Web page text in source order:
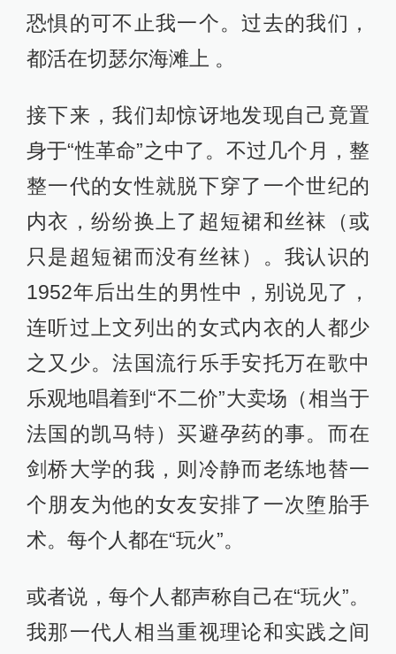
恐惧的可不止我一个。过去的我们，
都活在切瑟尔海滩上 。
接下来，我们却惊讶地发现自己竟置
身于“性革命”之中了。不过几个月，整
整一代的女性就脱下穿了一个世纪的
内衣，纷纷换上了超短裙和丝袜（或
只是超短裙而没有丝袜）。我认识的
1952年后出生的男性中，别说见了，
连听过上文列出的女式内衣的人都少
之又少。法国流行乐手安托万在歌中
乐观地唱着到“不二价”大卖场（相当于
法国的凯马特）买避孕药的事。而在
剑桥大学的我，则冷静而老练地替一
个朋友为他的女友安排了一次堕胎手
术。每个人都在“玩火”。
或者说，每个人都声称自己在“玩火”。
我那一代人相当重视理论和实践之间